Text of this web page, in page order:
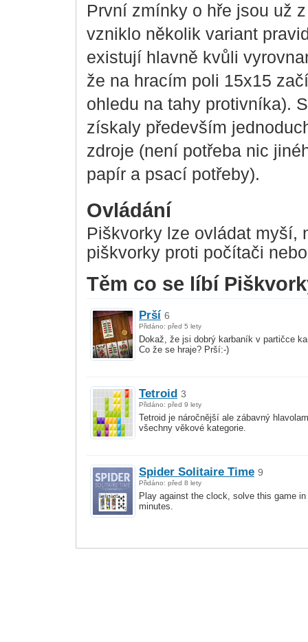
První zmínky o hře jsou už
vzniklo několik variant
existují hlavně kvůli
že na hracím poli 15x15
ohledu na tahy protivníka).
získaly především
zdroje (není potřeba nic
papír a psací potřeby).
Ovládání
Piškvorky lze ovládat myší,
piškvorky proti počítači
Těm co se líbí
Prší 6
Přidáno: před 5 lety
Dokaž, že jsi dobrý karbaník v partičce
Co že se hraje? Prší:-)
Tetroid 3
Přidáno: před 9 lety
Tetroid je náročnější ale zábavný
všechny věkové kategorie.
Spider Solitaire Time 9
Přidáno: před 8 lety
Play against the clock, solve this game in
minutes.